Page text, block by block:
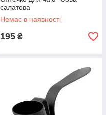
салатова
Немає в наявності
195 ₴